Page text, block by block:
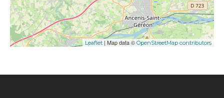
Leaflet | Map data © OpenStreetMap contributors